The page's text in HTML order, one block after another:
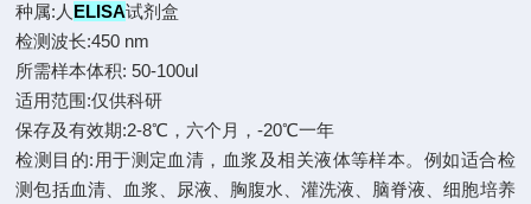
种属:人 ELISA试剂盒
检测波长:450 nm
所需样本体积: 50-100ul
适用范围:仅供科研
保存及有效期:2-8℃，六个月，-20℃一年
检测目的:用于测定血清，血浆及相关液体等样本。例如适合检
测包括血清、血浆、尿液、胸腹水、灌洗液、脑脊液、细胞培养